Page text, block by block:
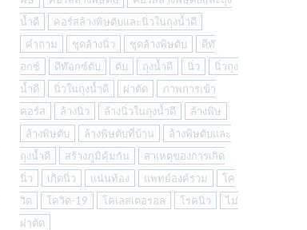
น้ำดี
คอร์สล้างพิษตับและนิ่วในถุงน้ำดี
คำถาม
ชุดล้างนิ่ว ชุดล้างพิษตับ
ดีท๊
อกซ์
ดีท๊อกซ์ตับ ตับ ถุงน้ำดี นิ่ว
นิ่วถุง
น้ำดี
นิ่วในถุงน้ำดี ผ่าตัด
ภาพการเข้า
คอร์ส
ล้างนิ่ว ล้างนิ่วในถุงน้ำดี
ล้างพิษ
ล้างพิษตับ
ล้างพิษตับที่บ้าน
ล้างพิษตับและ
ถุงน้ำดี
สร้างภูมิคุ้มกัน
สาเหตุของการเกิด
นิ่ว
เกิดนิ่ว แน่นท้อง แพทย์องค์รวม
โค
วิด
โควิด-19 โคเลสเตอรอล โรคนิ่ว
ไม่
ผ่าตัด